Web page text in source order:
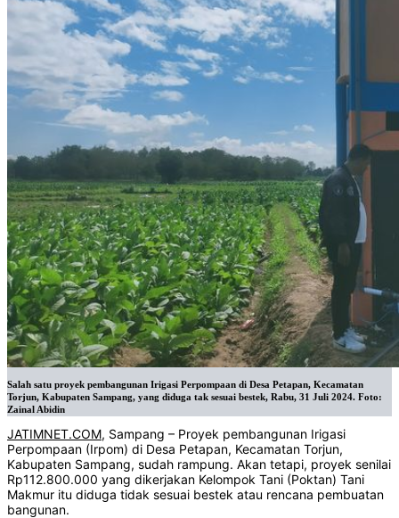
Salah satu proyek pembangunan Irigasi Perpompaan di Desa Petapan, Kecamatan
Torjun, Kabupaten Sampang, yang diduga tak sesuai bestek, Rabu, 31 Juli 2024. Foto:
Zainal Abidin
JATIMNET.COM, Sampang – Proyek pembangunan Irigasi
Perpompaan (Irpom) di Desa Petapan, Kecamatan Torjun,
Kabupaten Sampang, sudah rampung. Akan tetapi, proyek senilai
Rp112.800.000 yang dikerjakan Kelompok Tani (Poktan) Tani
Makmur itu diduga tidak sesuai bestek atau rencana pembuatan
bangunan.